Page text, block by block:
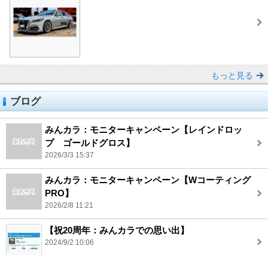
もっと見る
ブログ
みんカラ：モニターキャンペーン【レインドロッ
プ ゴールドグロス】
2026/3/3 15:37
みんカラ：モニターキャンペーン【Wコーティング
PRO】
2026/2/8 11:21
【祝20周年：みんカラでの思い出】
2024/9/2 10:06